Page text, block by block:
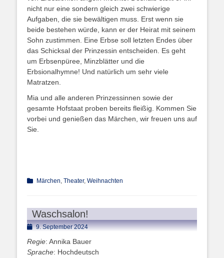
nicht nur eine sondern gleich zwei schwierige
Aufgaben, die sie bewältigen muss. Erst wenn sie
beide bestehen würde, kann er der Heirat mit seinem
Sohn zustimmen. Eine Erbse soll letzten Endes über
das Schicksal der Prinzessin entscheiden. Es geht
um Erbsenpüree, Minzblätter und die
Erbsionalhymne! Und natürlich um sehr viele
Matratzen.
Mia und alle anderen Prinzessinnen sowie der
gesamte Hofstaat proben bereits fleißig. Kommen Sie
vorbei und genießen das Märchen, wir freuen uns auf
Sie.
Kategorien
Märchen, Theater, Weihnachten
Waschsalon!
Posted9. September 2024
Regie: Annika Bauer
Sprache: Hochdeutsch